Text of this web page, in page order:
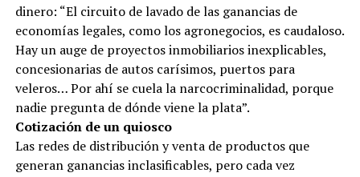
dinero: “El circuito de lavado de las ganancias de
economías legales, como los agronegocios, es caudaloso.
Hay un auge de proyectos inmobiliarios inexplicables,
concesionarias de autos carísimos, puertos para
veleros… Por ahí se cuela la narcocriminalidad, porque
nadie pregunta de dónde viene la plata”.
Cotización de un quiosco
Las redes de distribución y venta de productos que
generan ganancias inclasificables, pero cada vez